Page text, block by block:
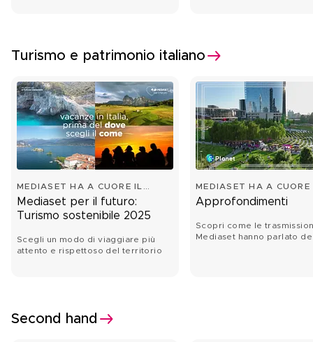
Turismo e patrimonio italiano
MEDIASET HA A CUORE IL
FUTURO
Mediaset per il futuro:
Turismo sostenibile 2025
Scegli un modo di viaggiare più
attento e rispettoso del territorio
MEDIASET HA A CUORE
FUTURO
Approfondimenti
Scopri come le
Mediaset hanno parlato
Second hand